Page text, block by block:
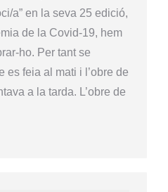
a” en la seva 25 edició,
de la Covid-19, hem
ho. Per tant se
es feia al mati i l’obre de
a la tarda. L’obre de